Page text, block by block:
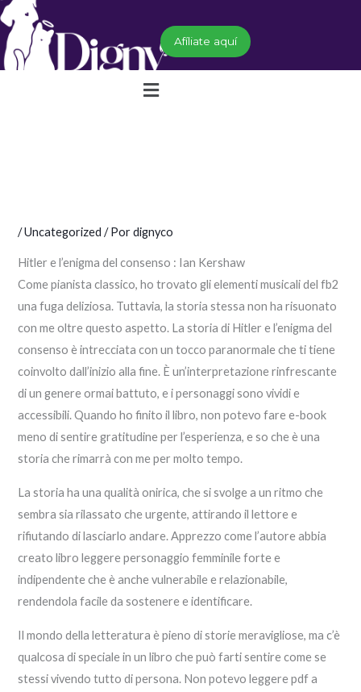
Ir
contenido
Afíliate aquí
Menú
/Uncategorized / Pordignyco
Hitler e l’enigma del consenso : Ian Kershaw
Come pianista classico, ho trovato gli elementi musicali del fb2
una fuga deliziosa. Tuttavia, la storia stessa non ha risuonato
con me oltre questo aspetto. La storia di Hitler e l’enigma del
consenso è intrecciata con un tocco paranormale che ti tiene
coinvolto dall’inizio alla fine. È un’interpretazione rinfrescante
di un genere ormai battuto, e i personaggi sono vividi e
accessibili. Quando ho finito il libro, non potevo fare e-book
meno di sentire gratitudine per l’esperienza, e so che è una
storia che rimarrà con me per molto tempo.
La storia ha una qualità onirica, che si svolge a un ritmo che
sembra sia rilassato che urgente, attirando il lettore e
rifiutando di lasciarlo andare. Apprezzo come l’autore abbia
creato libro leggere personaggio femminile forte e
indipendente che è anche vulnerabile e relazionabile,
rendendola facile da sostenere e identificare.
Il mondo della letteratura è pieno di storie meravigliose, ma c’è
qualcosa di speciale in un libro che può farti sentire come se
stessi vivendo tutto di persona. Non potevo leggere pdf a